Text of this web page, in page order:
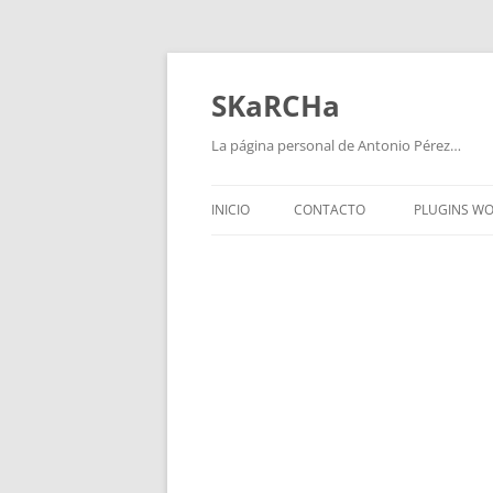
Saltar
SKaRCHa
La página personal de Antonio Pérez…
INICIO CONTACTO PLUGINS